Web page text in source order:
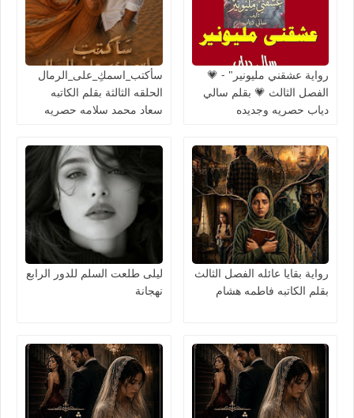
رواية عشقني مليونير" - 💗
الفصل الثالث 💗 بقلم سالي
دياب حصريه وجديده
سأكتب_اسمكِ_على_الرمال
الحلقه الثالثة بقلم الكاتبه
سعاد محمد سلامه حصريه
رواية بقايا عائله الفصل الثالث
بقلم الكاتبه فاطمه هشام
ليلى طلعت السلم للدور الرابع
نهجانة